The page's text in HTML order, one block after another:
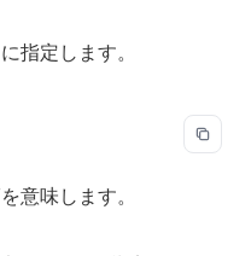
指定します。
意味します。